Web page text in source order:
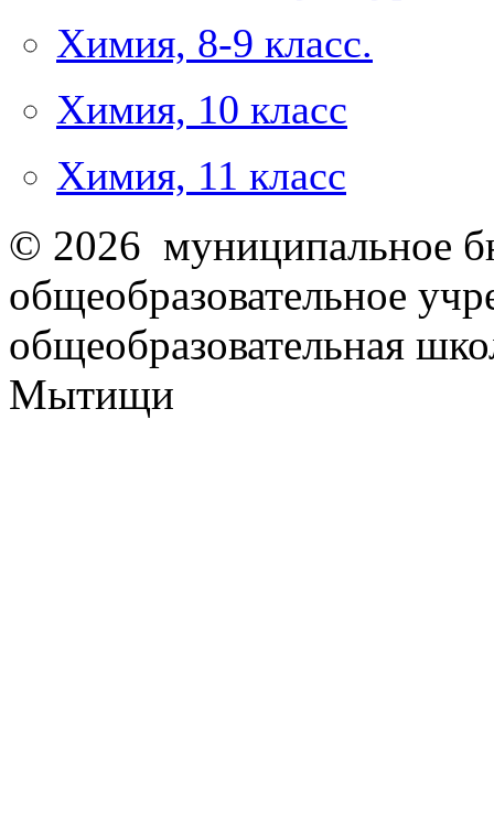
Химия, 8-9 класс.
Химия, 10 класс
Химия, 11 класс
© 2026 муниципальное
общеобразовательное
общеобразовательная
Мытищи